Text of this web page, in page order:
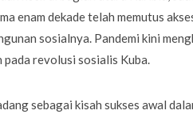
enam dekade telah memutus
sosialnya. Pandemi kini
pada revolusi sosialis Kuba.
sebagai kisah sukses awal